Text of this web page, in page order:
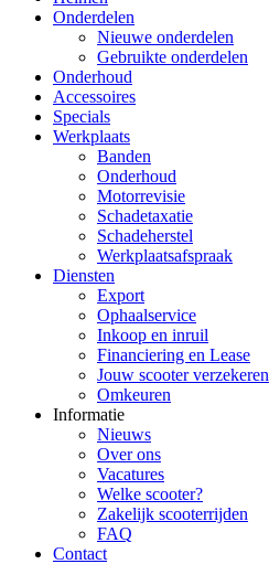
Onderdelen
Nieuwe onderdelen
Gebruikte onderdelen
Onderhoud
Accessoires
Specials
Werkplaats
Banden
Onderhoud
Motorrevisie
Schadetaxatie
Schadeherstel
Werkplaatsafspraak
Diensten
Export
Ophaalservice
Inkoop en inruil
Financiering en Lease
Jouw scooter verzekeren
Omkeuren
Informatie
Nieuws
Over ons
Vacatures
Welke scooter?
Zakelijk scooterrijden
FAQ
Contact